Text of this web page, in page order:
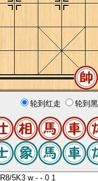
轮到红走 轮到